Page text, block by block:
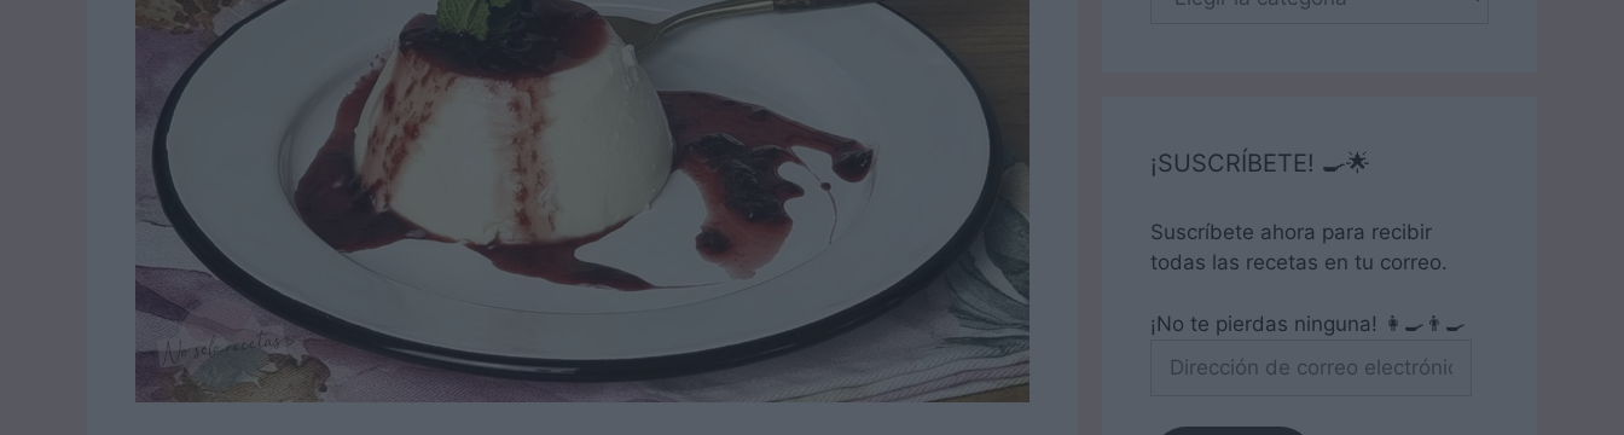
¡SUSCRÍBETE! 🍳🌟
Suscríbete ahora para recibir
todas las recetas en tu correo.
¡No te pierdas ninguna! 👩‍🍳👨‍🍳
de